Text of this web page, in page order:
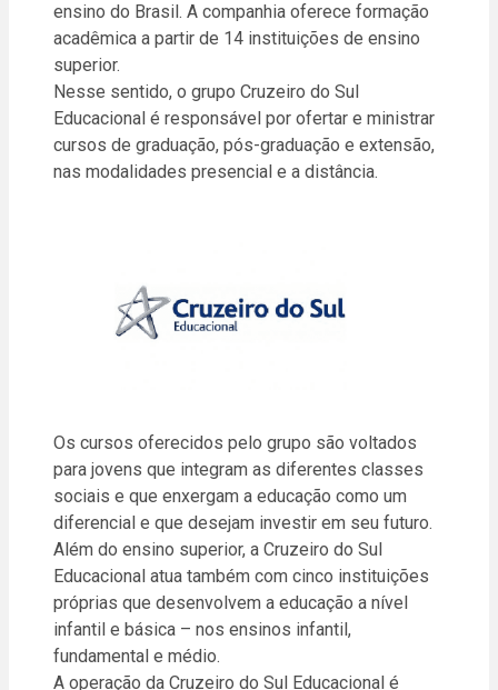
ensino do Brasil. A companhia oferece formação
acadêmica a partir de 14 instituições de ensino
superior.
Nesse sentido, o grupo Cruzeiro do Sul
Educacional é responsável por ofertar e ministrar
cursos de graduação, pós-graduação e extensão,
nas modalidades presencial e a distância.
Os cursos oferecidos pelo grupo são voltados
para jovens que integram as diferentes classes
sociais e que enxergam a educação como um
diferencial e que desejam investir em seu futuro.
Além do ensino superior, a Cruzeiro do Sul
Educacional atua também com cinco instituições
próprias que desenvolvem a educação a nível
infantil e básica – nos ensinos infantil,
fundamental e médio.
A operação da Cruzeiro do Sul Educacional é